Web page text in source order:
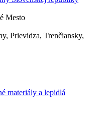
Mesto
Prievidza, Trenčiansky,
materiály a lepidlá